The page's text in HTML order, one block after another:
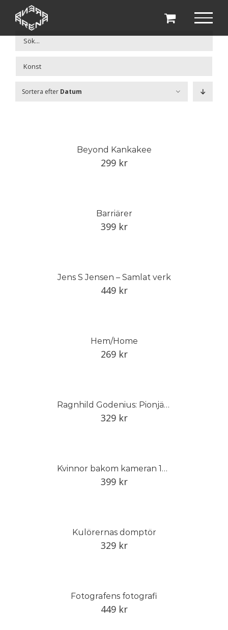
Fortsätt
innehållet
Sortera efter Datum
Beyond Kankakee
299 kr
Barriärer
399 kr
Jens S Jensen – Samlat verk
449 kr
Hem/Home
269 kr
Ragnhild Godenius: Pionjär inom svensk studiokeramik
329 kr
Kvinnor bakom kameran 1848–1968
399 kr
Kulörernas domptör
329 kr
Fotografens fotografi
449 kr